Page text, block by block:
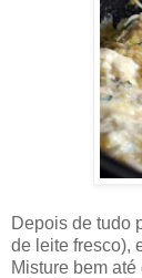
Depois de tudo
de leite fresco),
Misture bem